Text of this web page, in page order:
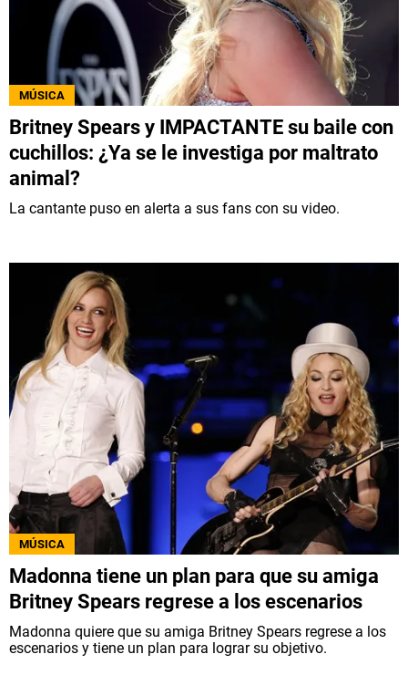
MÚSICA
Britney Spears y IMPACTANTE su baile con
cuchillos: ¿Ya se le investiga por maltrato
animal?
La cantante puso en alerta a sus fans con su video.
MÚSICA
Madonna tiene un plan para que su amiga
Britney Spears regrese a los escenarios
Madonna quiere que su amiga Britney Spears regrese a los
escenarios y tiene un plan para lograr su objetivo.